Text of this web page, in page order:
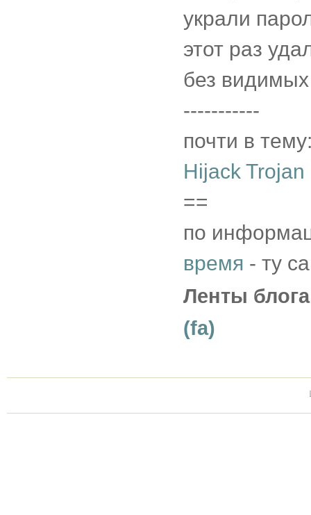
украли
этот раз
без
-----------
почти в
Hijack Trojan
==
по
время - ту
Ленты
(fa)